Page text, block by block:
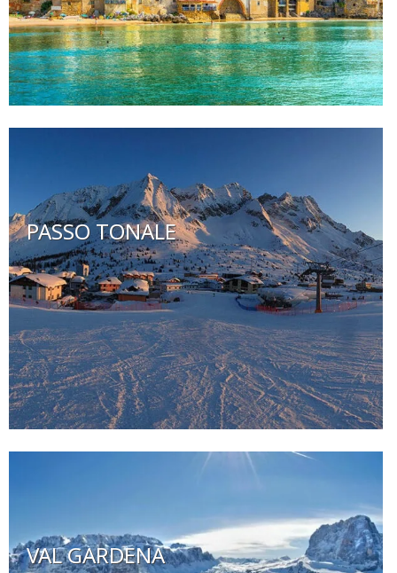
PASSO TONALE
VAL GARDENA